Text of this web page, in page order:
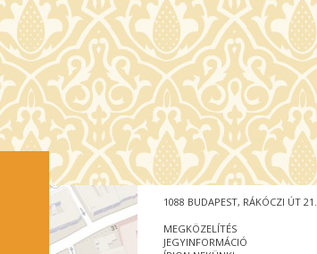
1088 BUDAPEST, RÁKÓCZI ÚT 21.
MEGKÖZELÍTÉS
JEGYINFORMÁCIÓ